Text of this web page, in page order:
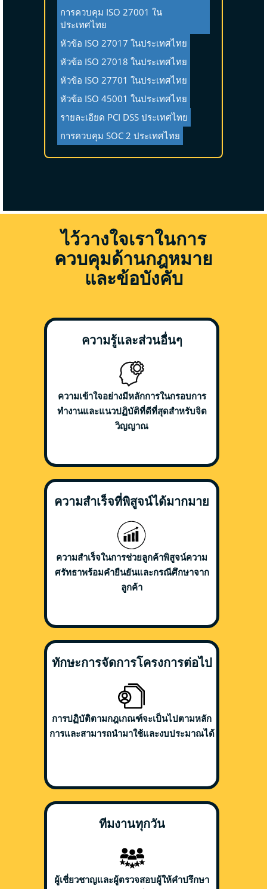
การควบคุม ISO 27001 ใน
ประเทศไทย
หัวข้อ ISO 27017 ในประเทศไทย
หัวข้อ ISO 27018 ในประเทศไทย
หัวข้อ ISO 27701 ในประเทศไทย
หัวข้อ ISO 45001 ในประเทศไทย
รายละเอียด PCI DSS ประเทศไทย
การควบคุม SOC 2 ประเทศไทย
ไว้วางใจเราในการ
ควบคุมด้านกฎหมาย
และข้อบังคับ
ความรู้และส่วนอื่นๆ
ความเข้าใจอย่างมีหลักการในกรอบการ
ทำงานและแนวปฏิบัติที่ดีที่สุดสำหรับจิต
วิญญาณ
ความสำเร็จที่พิสูจน์ได้มากมาย
ความสำเร็จในการช่วยลูกค้าพิสูจน์ความ
ศรัทธาพร้อมคำยืนยันและกรณีศึกษาจาก
ลูกค้า
ทักษะการจัดการโครงการต่อไป
การปฏิบัติตามกฎเกณฑ์จะเป็นไปตามหลัก
การและสามารถนำมาใช้และงบประมาณได้
ทีมงานทุกวัน
ผู้เชี่ยวชาญและผู้ตรวจสอบผู้ให้คำปรึกษา